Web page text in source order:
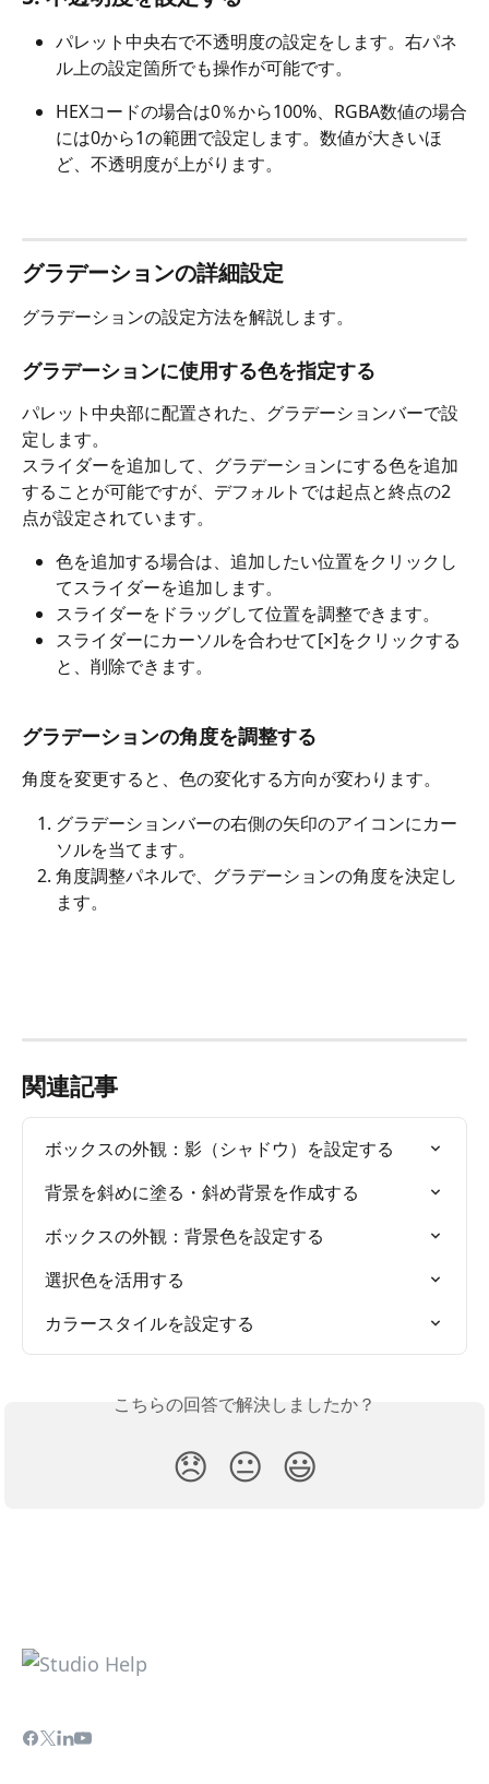
パレット中央右で不透明度の設定をします。右パネ
ル上の設定箇所でも操作が可能です。
HEXコードの場合は0％から100%、RGBA数値の場合
には0から1の範囲で設定します。数値が大きいほ
ど、不透明度が上がります。
グラデーションの詳細設定
グラデーションの設定方法を解説します。
グラデーションに使用する色を指定する
パレット中央部に配置された、グラデーションバーで設
定します。
スライダーを追加して、グラデーションにする色を追加
することが可能ですが、デフォルトでは起点と終点の2
点が設定されています。
色を追加する場合は、追加したい位置をクリックし
てスライダーを追加します。
スライダーをドラッグして位置を調整できます。
スライダーにカーソルを合わせて[×]をクリックする
と、削除できます。
グラデーションの角度を調整する
角度を変更すると、色の変化する方向が変わります。
グラデーションバーの右側の矢印のアイコンにカー
ソルを当てます。
角度調整パネルで、グラデーションの角度を決定し
ます。
関連記事
ボックスの外観：影（シャドウ）を設定する
背景を斜めに塗る・斜め背景を作成する
ボックスの外観：背景色を設定する
選択色を活用する
カラースタイルを設定する
こちらの回答で解決しましたか？
😞 😐 😃